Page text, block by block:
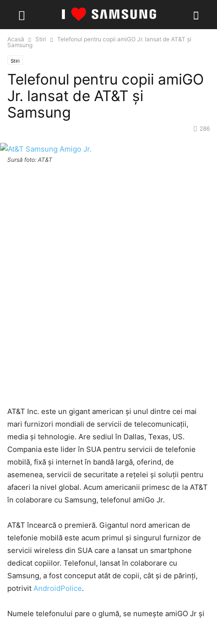
Acasă Stiri
Telefonul pentru copii amiGO Jr. lansat de AT&T și
Samsung
Stiri
Telefonul pentru copii amiGO
Jr. lansat de AT&T și
Samsung
286
Sursă foto: AT&T
AT&T Inc. este un gigant american și unul dintre cei mai
mari furnizori mondiali de servicii de telecomunicații,
media și tehnologie. Are sediul în Dallas, Texas, US.
Compania este lider în SUA pentru servicii de telefonie
mobilă, fixă și internet în bandă largă, oferind, de
asemenea, servicii de securitate a rețelei și soluții pentru
afaceri la nivel global. Acum americanii primesc de la AT&T
în colaborare cu Samsung, telefonul amiGo Jr.
AT&T încearcă o premieră. Gigantul nord american de
telefonie mobilă este acum primul și singurul furnizor de
servicii wireless din SUA care a lansat un smartphone
dedicat copiilor. Telefonul, lansat în colaborare cu
Samsung, a fost conceput atât de copii, cât și de părinți,
potrivit AndroidPolice.
Numele telefonului pare o glumă, se numește amiGO Jr și